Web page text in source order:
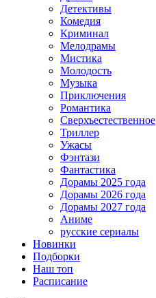
Детективы
Комедия
Криминал
Мелодрамы
Мистика
Молодость
Музыка
Приключения
Романтика
Сверхъестественное
Триллер
Ужасы
Фэнтази
Фантастика
Дорамы 2025 года
Дорамы 2026 года
Дорамы 2027 года
Аниме
русские сериалы
Новинки
Подборки
Наш топ
Расписание